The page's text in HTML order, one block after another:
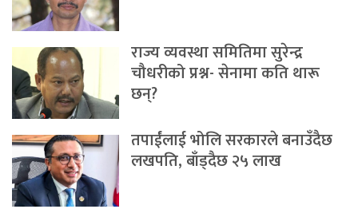
राज्य व्यवस्था समितिमा सुरेन्द्र
चौधरीको प्रश्न- सेनामा कति थारू
छन्?
तपाईंलाई भोलि सरकारले बनाउँदैछ
लखपति, बाँड्दैछ २५ लाख